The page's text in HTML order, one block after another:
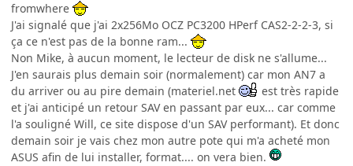
fromwhere
J'ai signalé que j'ai 2x256Mo OCZ PC3200 HPerf CAS2-2-2-3, si
ça ce n'est pas de la bonne ram...
Non Mike, à aucun moment, le lecteur de disk ne s'allume...
J'en saurais plus demain soir (normalement) car mon AN7 a
du arriver ou au pire demain (materiel.net
est très rapide
et j'ai anticipé un retour SAV en passant par eux... car comme
l'a souligné Will, ce site dispose d'un SAV performant). Et donc
demain soir je vais chez mon autre pote qui m'a acheté mon
ASUS afin de lui installer, format.... on vera bien.